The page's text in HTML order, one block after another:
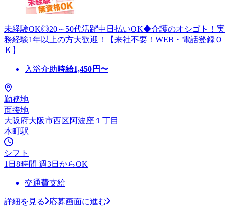
未経験OK◎20～50代活躍中日払いOK◆介護のオシゴト！実
務経験1年以上の方大歓迎！【来社不要！WEB・電話登録Ｏ
Ｋ】
入浴介助時給1,450円〜
勤務地
面接地
大阪府大阪市西区阿波座１丁目
本町駅
シフト
1日8時間 週3日からOK
交通費支給
詳細を見る
応募画面に進む